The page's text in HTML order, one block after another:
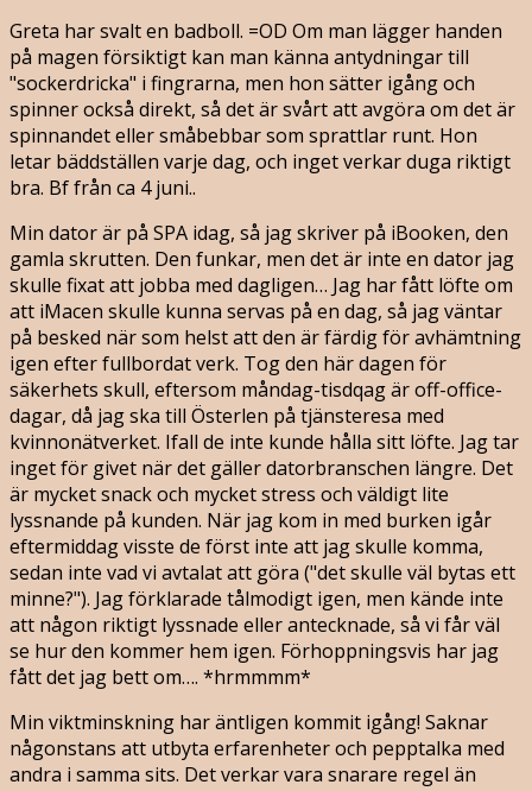
Greta har svalt en badboll. =OD Om man lägger handen
på magen försiktigt kan man känna antydningar till
"sockerdricka" i fingrarna, men hon sätter igång och
spinner också direkt, så det är svårt att avgöra om det är
spinnandet eller småbebbar som sprattlar runt. Hon
letar bäddställen varje dag, och inget verkar duga riktigt
bra. Bf från ca 4 juni..
Min dator är på SPA idag, så jag skriver på iBooken, den
gamla skrutten. Den funkar, men det är inte en dator jag
skulle fixat att jobba med dagligen… Jag har fått löfte om
att iMacen skulle kunna servas på en dag, så jag väntar
på besked när som helst att den är färdig för avhämtning
igen efter fullbordat verk. Tog den här dagen för
säkerhets skull, eftersom måndag-tisdqag är off-office-
dagar, då jag ska till Österlen på tjänsteresa med
kvinnonätverket. Ifall de inte kunde hålla sitt löfte. Jag tar
inget för givet när det gäller datorbranschen längre. Det
är mycket snack och mycket stress och väldigt lite
lyssnande på kunden. När jag kom in med burken igår
eftermiddag visste de först inte att jag skulle komma,
sedan inte vad vi avtalat att göra ("det skulle väl bytas ett
minne?"). Jag förklarade tålmodigt igen, men kände inte
att någon riktigt lyssnade eller antecknade, så vi får väl
se hur den kommer hem igen. Förhoppningsvis har jag
fått det jag bett om…. *hrmmmm*
Min viktminskning har äntligen kommit igång! Saknar
någonstans att utbyta erfarenheter och pepptalka med
andra i samma sits. Det verkar vara snarare regel än